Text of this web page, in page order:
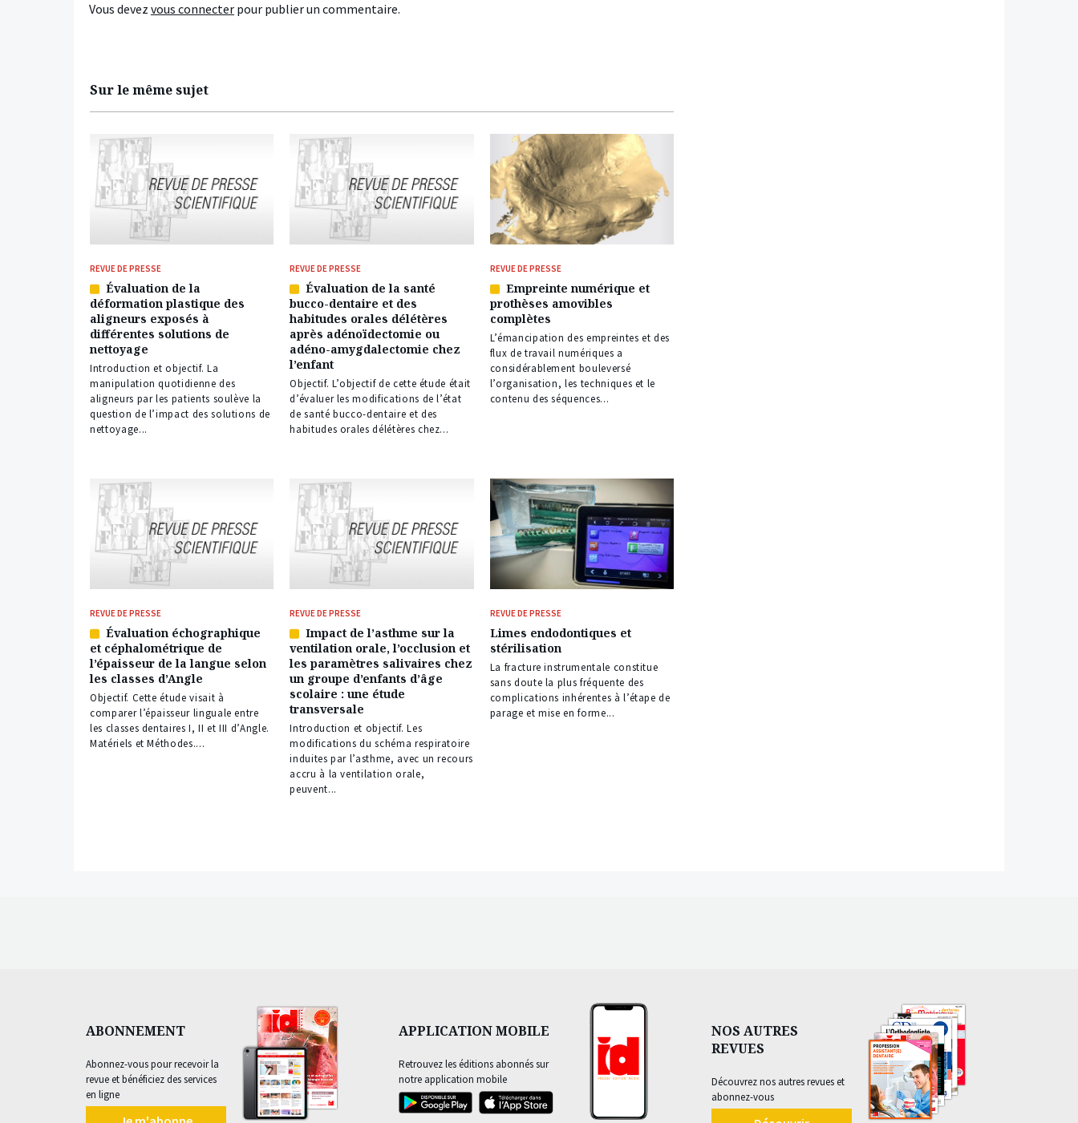
Vous devez vous connecter pour publier un commentaire.
Sur le même sujet
REVUE DE PRESSE
Article
réservé
à
nos
abonnés
Évaluation de la
déformation plastique des
aligneurs exposés à
différentes solutions de
nettoyage
Introduction et objectif. La
manipulation quotidienne des
aligneurs par les patients soulève la
question de l’impact des solutions de
nettoyage...
REVUE DE PRESSE
Article
réservé
à
nos
abonnés
Évaluation de la santé
bucco-dentaire et des
habitudes orales délétères
après adénoïdectomie ou
adéno-amygdalectomie chez
l’enfant
Objectif. L’objectif de cette étude était
d’évaluer les modifications de l’état
de santé bucco-dentaire et des
habitudes orales délétères chez...
REVUE DE PRESSE
Article
réservé
à
nos
abonnés
Empreinte numérique et
prothèses amovibles
complètes
L’émancipation des empreintes et des
flux de travail numériques a
considérablement bouleversé
l’organisation, les techniques et le
contenu des séquences...
REVUE DE PRESSE
Article
réservé
à
nos
abonnés
Évaluation échographique
et céphalométrique de
l’épaisseur de la langue selon
les classes d’Angle
Objectif. Cette étude visait à
comparer l’épaisseur linguale entre
les classes dentaires I, II et III d’Angle.
Matériels et Méthodes....
REVUE DE PRESSE
Article
réservé
à
nos
abonnés
Impact de l’asthme sur la
ventilation orale, l’occlusion et
les paramètres salivaires chez
un groupe d’enfants d’âge
scolaire : une étude
transversale
Introduction et objectif. Les
modifications du schéma respiratoire
induites par l’asthme, avec un recours
accru à la ventilation orale,
peuvent...
REVUE DE PRESSE
Limes endodontiques et
stérilisation
La fracture instrumentale constitue
sans doute la plus fréquente des
complications inhérentes à l’étape de
parage et mise en forme...
ABONNEMENT
Abonnez-vous pour recevoir la
revue et bénéficiez des services
en ligne
APPLICATION MOBILE
Retrouvez les éditions abonnés sur
notre application mobile
NOS AUTRES
REVUES
Découvrez nos autres revues et
abonnez-vous